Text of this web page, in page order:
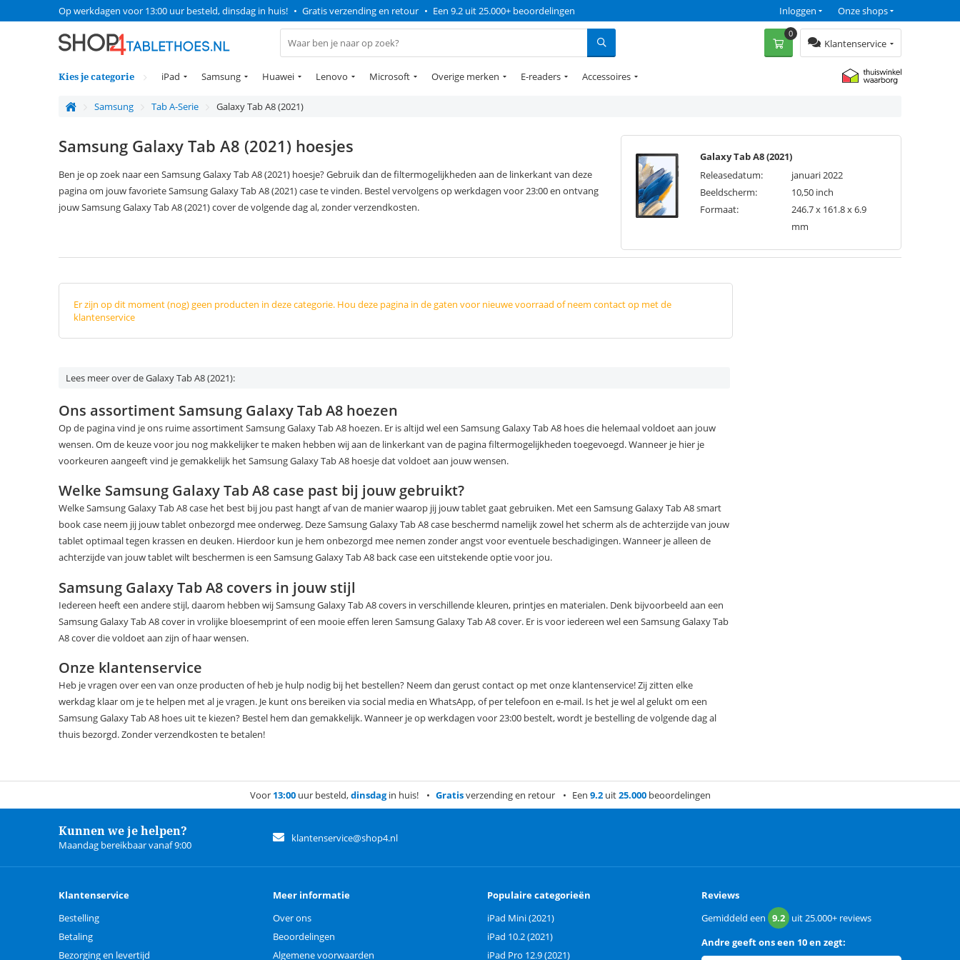
Op werkdagen voor 13:00 uur besteld, dinsdag in huis! • Gratis verzending en retour • Een 9.2 uit 25.000+ beoordelingen Onze shops
Inloggen
Klantenservice
0
Kies je categorie iPad Samsung Huawei Lenovo Microsoft Overige merken E-readers Accessoires
Samsung Tab A-Serie Galaxy Tab A8 (2021)
Samsung Galaxy Tab A8 (2021) hoesjes
Ben je op zoek naar een Samsung Galaxy Tab A8 (2021) hoesje? Gebruik dan de filtermogelijkheden aan de linkerkant van deze
pagina om jouw favoriete Samsung Galaxy Tab A8 (2021) case te vinden. Bestel vervolgens op werkdagen voor 23:00 en ontvang
jouw Samsung Galaxy Tab A8 (2021) cover de volgende dag al, zonder verzendkosten.
Galaxy Tab A8 (2021)
Releasedatum:
januari 2022
Beeldscherm:
10,50 inch
Formaat:
246.7 x 161.8 x 6.9
mm
Er zijn op dit moment (nog) geen producten in deze categorie. Hou deze pagina in de gaten voor nieuwe voorraad of neem contact op met de
klantenservice
Lees meer over de Galaxy Tab A8 (2021):
Ons assortiment Samsung Galaxy Tab A8 hoezen
Op de pagina vind je ons ruime assortiment Samsung Galaxy Tab A8 hoezen. Er is altijd wel een Samsung Galaxy Tab A8 hoes die helemaal voldoet aan jouw
wensen. Om de keuze voor jou nog makkelijker te maken hebben wij aan de linkerkant van de pagina filtermogelijkheden toegevoegd. Wanneer je hier je
voorkeuren aangeeft vind je gemakkelijk het Samsung Galaxy Tab A8 hoesje dat voldoet aan jouw wensen.
Welke Samsung Galaxy Tab A8 case past bij jouw gebruikt?
Welke Samsung Galaxy Tab A8 case het best bij jou past hangt af van de manier waarop jij jouw tablet gaat gebruiken. Met een Samsung Galaxy Tab A8 smart
book case neem jij jouw tablet onbezorgd mee onderweg. Deze Samsung Galaxy Tab A8 case beschermd namelijk zowel het scherm als de achterzijde van jouw
tablet optimaal tegen krassen en deuken. Hierdoor kun je hem onbezorgd mee nemen zonder angst voor eventuele beschadigingen. Wanneer je alleen de
achterzijde van jouw tablet wilt beschermen is een Samsung Galaxy Tab A8 back case een uitstekende optie voor jou.
Samsung Galaxy Tab A8 covers in jouw stijl
Iedereen heeft een andere stijl, daarom hebben wij Samsung Galaxy Tab A8 covers in verschillende kleuren, printjes en materialen. Denk bijvoorbeeld aan een
Samsung Galaxy Tab A8 cover in vrolijke bloesemprint of een mooie effen leren Samsung Galaxy Tab A8 cover. Er is voor iedereen wel een Samsung Galaxy Tab
A8 cover die voldoet aan zijn of haar wensen.
Onze klantenservice
Heb je vragen over een van onze producten of heb je hulp nodig bij het bestellen? Neem dan gerust contact op met onze klantenservice! Zij zitten elke
werkdag klaar om je te helpen met al je vragen. Je kunt ons bereiken via social media en WhatsApp, of per telefoon en e-mail. Is het je wel al gelukt om een
Samsung Galaxy Tab A8 hoes uit te kiezen? Bestel hem dan gemakkelijk. Wanneer je op werkdagen voor 23:00 bestelt, wordt je bestelling de volgende dag al
thuis bezorgd. Zonder verzendkosten te betalen!
Voor 13:00uur besteld,dinsdagin huis! Gratisverzending en retour Een 9.2uit25.000beoordelingen
Kunnen we je helpen?
Maandag bereikbaar vanaf 9:00
klantenservice@shop4.nl
Klantenservice
Bestelling
Betaling
Bezorging en levertijd
Meer informatie
Over ons
Beoordelingen
Algemene voorwaarden
Populaire categorieën
iPad Mini (2021)
iPad 10.2 (2021)
iPad Pro 12.9 (2021)
Reviews
Gemiddeld een 9.2 uit25.000+ reviews
Andregeeft ons een 10 en zegt: